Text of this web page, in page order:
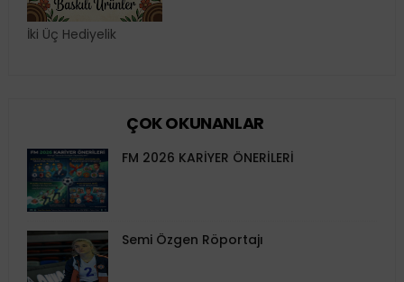
İki Üç Hediyelik
ÇOK OKUNANLAR
FM 2026 KARİYER ÖNERİLERİ
Semi Özgen Röportajı